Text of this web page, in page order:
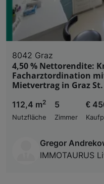
8042 Graz
4,50 % Nettorendite:
Facharztordination
Mietvertrag in Graz
112,4 m2
Nutzfläche
5
Zimmer
€
Gregor
IMMOTAURUS